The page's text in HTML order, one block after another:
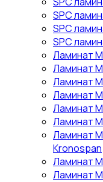
SPC
SPC
SPC
Ламинат
Ламинат
Ламинат
Ламинат
Ламинат
Ламинат
Ламинат
Kronospan
Ламинат
Ламинат